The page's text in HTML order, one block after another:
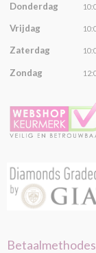
Donderdag
Vrijdag
Zaterdag
Zondag
Betaalmethodes